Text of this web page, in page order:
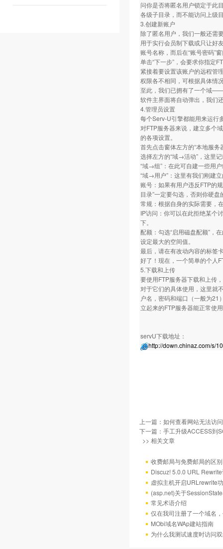
问你是否将匿名用户锁定于此
各级子目录，而不能访问上级
3.创建新账户
除了匿名用户，我们一般还需
用于实行会员制下载或只让好
账号名称，而后在“账号密码”
单击“下一步”，会要求你指定
紧接着要设置该账户的远程管
权限各不相同，可根据具体情
至此，我们已拥有了一个域
软件主界面将自动弹出，我们
4.管理员设置
每个Serv-U引擎都能用来运行
对FTP服务器来说，建立多个
的各项设置。
首先点击窗体左方的“本地服务
选择左方的“域→活动”，这里
“域→组”：在此可自建一些用
“域→用户”：这里有我们刚建
账号：如果有用户违反FTP的
目录”一定要勾选，否则你硬
常规：根据自身的实际需要，
IP访问：你可以在此拒绝某个
下。
配额：勾选“启用磁盘配额”，
设定最大的空间值。
最后，请在有改动内容的标签
好了！现在，一个简单的个人
5.下载和上传
要使用FTP服务器下载和上传
对于它们的具体使用，这里就
户名，密码和端口（一般为
立起来的FTP服务器能正常使
servU下载地址：
http://down.chinaz.com/s/
上一篇： 如何查看网站无法访
下一篇： 手工升级ACCESS到
>> 相关文章
收费邮局与免费邮局的区别
Discuz! 5.0.0 URL
虚拟主机开启URLrewrite
(asp.net)关于
常见术语介绍
仅在我司注册了一个域名
MObi域名WAp建站指南
为什么我测试速度时访问